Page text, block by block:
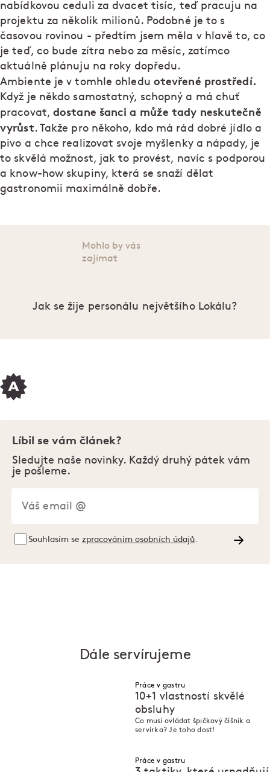
nabídkovou ceduli za dvacet tisíc, teď pracuju na
projektu za několik milionů. Podobné je to s
časovou rovinou - předtím jsem měla v hlavě to, co
je teď, co bude zítra nebo za měsíc, zatímco
aktuálně plánuju na roky dopředu.
Ambiente je v tomhle ohledu otevřené prostředí.
Když je někdo samostatný, schopný a má chuť
pracovat,dostane šanci a může tady neskutečně
vyrůst. Takže pro někoho, kdo má rád dobré jídlo a
pivo a chce realizovat svoje myšlenky a nápady, je
to skvělá možnost, jak to provést, navíc s podporou
a know-how skupiny, která se snaží dělat
gastronomii maximálně dobře.
Mohlo by vás
zajímat
Jak se žije personálu největšího Lokálu?
Líbil se vám článek?
Sledujte naše novinky. Každý druhý pátek vám
je pošleme.
Souhlasím se zpracováním osobních údajů
Dále servírujeme
Práce v gastru
10+1 vlastností skvělé
obsluhy
Co musí ovládat špičkový číšník a
servírka? Je toho dost!
Práce v gastru